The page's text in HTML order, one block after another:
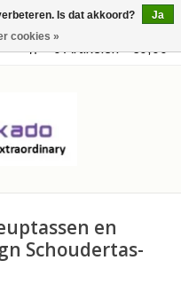
0 Artikelen - €0,00
en
Schoudertas-
Is dat akkoord?
Ja
cookies »